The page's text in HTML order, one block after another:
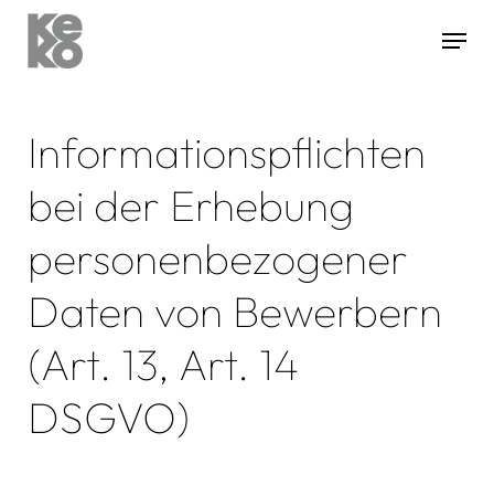
Hit enter to search or ESC to close
Informationspflichten
bei der Erhebung
personenbezogener
Daten von Bewerbern
(Art. 13, Art. 14
DSGVO)